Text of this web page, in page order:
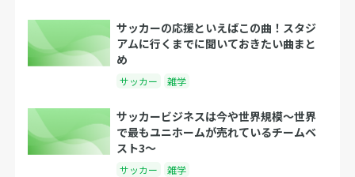
サッカーの応援といえばこの曲！スタジ
アムに行くまでに聞いておきたい曲まと
め
サッカー 雑学
サッカービジネスは今や世界規模〜世界
で最もユニホームが売れているチームベ
スト3〜
サッカー 雑学